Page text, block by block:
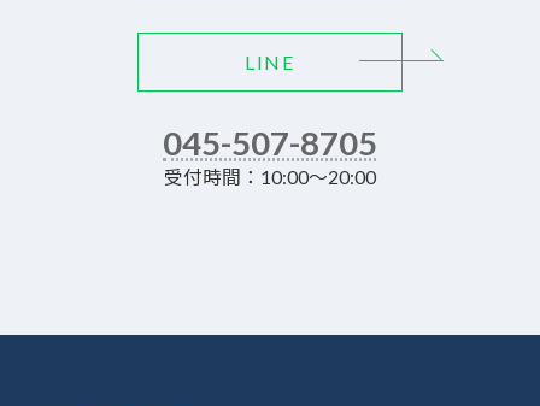
LINE
045-507-8705
受付時間：10:00～20:00